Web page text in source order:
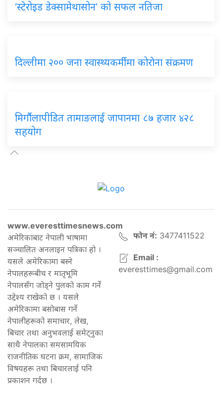
‘स्टेरोइड डेक्सामेथासोन’ को सफल नतिजा
दिल्लीमा २०० जना स्वास्थ्यकर्मीमा कोराेना संक्रमण
मिर्गौलापीडित तामाङलाई जापानमा ८७ हजार ४२८
सहयोग
www.everesttimesnews.com
अमेरिकाबाट नेपाली भाषामा
सञ्चालित अनलाइन पत्रिका हो ।
यसले अमेरिकामा बस्ने
नेपालहरूबीच र मातृभूमि
नेपालसँग जोड्ने पुलको काम गर्ने
उद्देश्य राखेको छ । यसले
अमेरिकामा बसोबास गर्ने
नेपालीहरूको समाचार, लेख,
बिचार तथा अनुभवलाई समेट्नुका
साथै नेपालका समसामयिक
राजनीतिक घटना क्रम, सामाजिक
विषयहरू तथा बिचारलाई पनि
प्रकाशन गर्दछ ।
फोन नं: 3477411522
Email :
everesttimes@gmail.com